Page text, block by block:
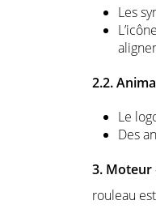
Les
2.2.
Le
Des
3. Moteur
rouleau